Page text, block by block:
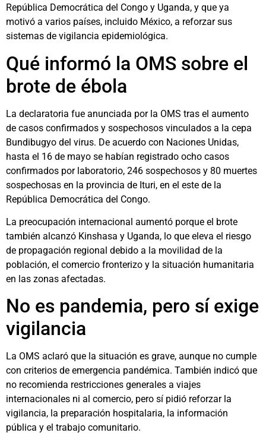
República Democrática del Congo y Uganda, y que ya
motivó a varios países, incluido México, a reforzar sus
sistemas de vigilancia epidemiológica.
Qué informó la OMS sobre el
brote de ébola
La declaratoria fue anunciada por la OMS tras el aumento
de casos confirmados y sospechosos vinculados a la cepa
Bundibugyo del virus. De acuerdo con Naciones Unidas,
hasta el 16 de mayo se habían registrado ocho casos
confirmados por laboratorio, 246 sospechosos y 80 muertes
sospechosas en la provincia de Ituri, en el este de la
República Democrática del Congo.
La preocupación internacional aumentó porque el brote
también alcanzó Kinshasa y Uganda, lo que eleva el riesgo
de propagación regional debido a la movilidad de la
población, el comercio fronterizo y la situación humanitaria
en las zonas afectadas.
No es pandemia, pero sí exige
vigilancia
La OMS aclaró que la situación es grave, aunque no cumple
con criterios de emergencia pandémica. También indicó que
no recomienda restricciones generales a viajes
internacionales ni al comercio, pero sí pidió reforzar la
vigilancia, la preparación hospitalaria, la información
pública y el trabajo comunitario.